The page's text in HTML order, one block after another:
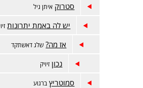
סטרוק איתן גיל
יש לה באמת יתרונות
אז מה? שלג דאשתקד
נכון זיויק
סמוטריץ ברגוע